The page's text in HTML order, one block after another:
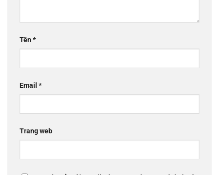
Tên*
Email *
Trang web